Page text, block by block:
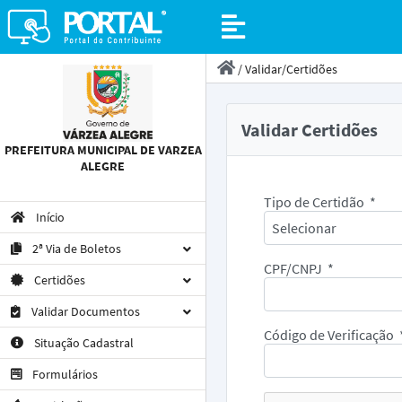
PREFEITURA MUNICIPAL DE VARZEA
ALEGRE
Início
2ª Via de Boletos
Certidões
Validar Documentos
Situação Cadastral
Formulários
/Validar/Certidões
Validar Certidões
Tipo de Certidão *
Selecionar
CPF/CNPJ *
Código de Verificação